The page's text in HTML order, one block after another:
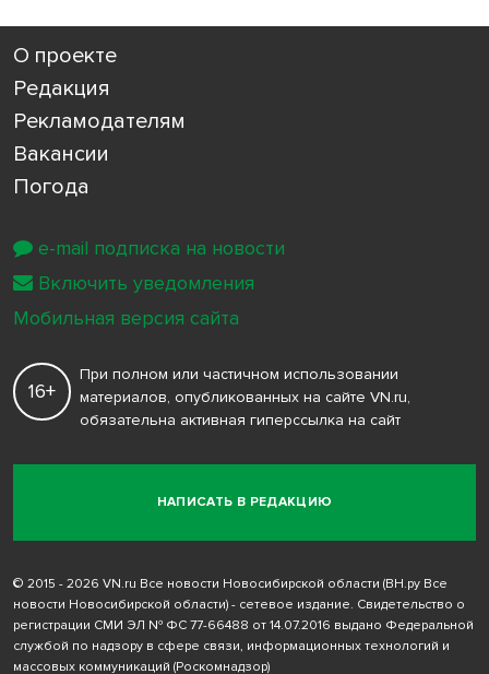
О проекте
Редакция
Рекламодателям
Вакансии
Погода
НАПИСАТЬ В РЕДАКЦИЮ
16+
При полном или частичном использовании
материалов, опубликованных на сайте VN.ru,
обязательна активная гиперссылка на сайт
© 2015 - 2026 VN.ru Все новости Новосибирской области (ВН.ру Все
новости Новосибирской области) - сетевое издание. Свидетельство о
регистрации СМИ ЭЛ № ФС 77-66488 от 14.07.2016 выдано Федеральной
службой по надзору в сфере связи, информационных технологий и
массовых коммуникаций (Роскомнадзор)
e-mail подписка на новости
Включить уведомления
Мобильная версия сайта